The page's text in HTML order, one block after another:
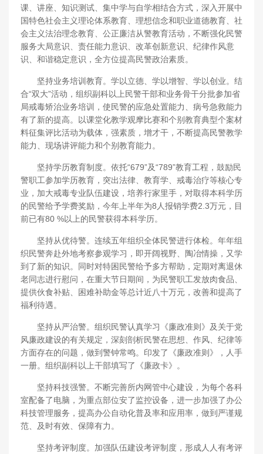
课、讲座、知识测试、集中学与自学相结合方式，深入开展中
国特色社会主义理论体系教育、理想信念和职业道德教育、社
会主义法治理念教育、公正廉洁从警教育活动，不断强化民警
服务大局意识、责任能力意识、改革创新意识、纪律作风意
识、和谐稳定意识，全方位提高民警政治素质。
坚持业务培训教育。学以立德、学以增智、学以创业。结
合“双大”活动，组织副科以上民警干部和业务骨干分批参加省
局戒毒矫治业务培训，使民警的应急处置能力、病号急救能力
有了新的提高。以课堂化教学观摩比赛和个别教育典型个案材
料征集评比活动为载体，强素质，增才干，不断提高民警教学
能力、现场讲评能力和个别教育能力。
坚持学历教育制度。依托“679”及“789”教育工程，鼓励民
警职工参加学历教育，突出法律、教育学、戒毒治疗等核心专
业，加大戒毒专业队伍建设，培养行家里手，对取得本科学历
的民警给予学费奖励，今年上半年为8人报销学费2.3万元，目
前已有80 %以上的民警获得本科学历。
坚持从优待警。连续五年组织全体民警进行体检。年年组
织民警奔赴外地考察参观学习，即开阔视野、陶冶情操，又学
到了新的知识。同时对特困民警给予多方帮助，定期对离退休
老同志进行慰问，在重大节日期间，为民警职工发放肉食品、
提供伙食补贴、困难补助金等总计近八十万元，改善和提高了
福利待遇。
坚持从严治警。组织民警认真学习《廉政准则》及关于党
风廉政建设的有关规定，深刻剖析民警在思想、作风、纪律等
方面存在的问题，做到警钟常鸣。印发了《廉政准则》，人手
一册。组织副科以上干部填写了《廉政卡》。
坚持科技强警。不断完善所内网管中心建设，为每个各科
室配备了电脑，为重点部位安了监控设备，进一步加强了办公
科技管理服务，提高办公自动化普及率和应用率，做到严谨规
范、及时有效、保障有力。
坚持考评制度。加强队伍建设考评制度，形成人人有考评